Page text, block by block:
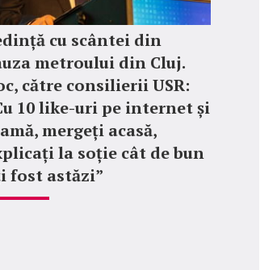
cu scântei din
metroului din Cluj.
către consilierii USR:
10 like-uri pe internet și
mergeți acasă,
la soție cât de bun
fost astăzi”